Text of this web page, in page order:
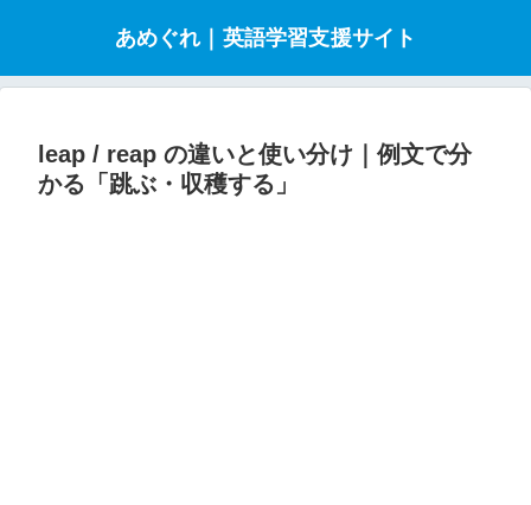
あめぐれ｜英語学習支援サイト
leap / reap の違いと使い分け｜例文で分
かる「跳ぶ・収穫する」